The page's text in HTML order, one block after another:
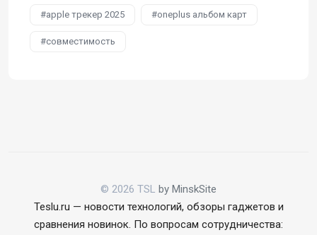
apple трекер 2025 oneplus альбом карт
совместимость
© 2026 TSL by MinskSite
Teslu.ru — новости технологий, обзоры гаджетов и
сравнения новинок. По вопросам сотрудничества: